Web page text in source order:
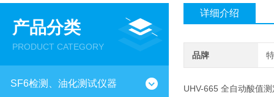
产品分类
PRODUCT CATEGORY
SF6检测、油化测试仪器
详细介绍
品牌
UHV-665 全自动酸值